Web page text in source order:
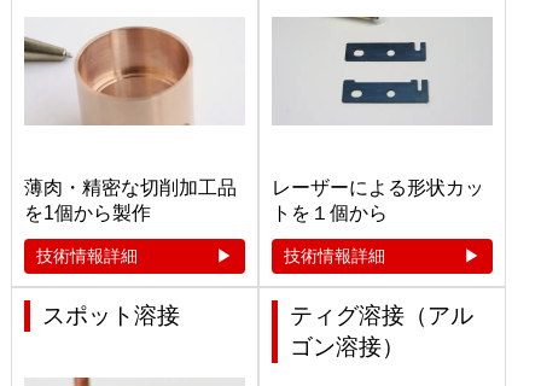
薄肉・精密な切削加工品
を1個から製作
技術情報詳細
レーザーによる形状カッ
トを１個から
技術情報詳細
スポット溶接
ティグ溶接（アル
ゴン溶接）